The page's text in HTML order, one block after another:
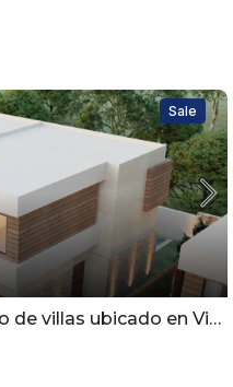
Sale
ubicado en Vista Cana, Punta Cana